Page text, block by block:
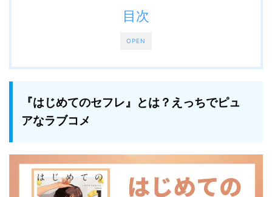
OPEN
目次
『はじめてのセフレ』とは？えっちでピュ
アなラブコメ